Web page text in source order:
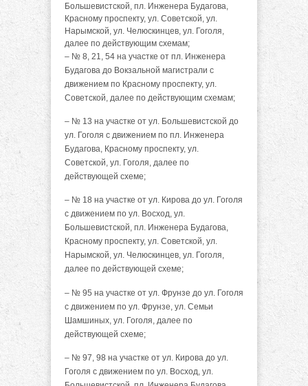
Большевистской, пл. Инженера Будагова,
Красному проспекту, ул. Советской, ул.
Нарымской, ул. Челюскинцев, ул. Гоголя,
далее по действующим схемам;
– № 8, 21, 54 на участке от пл. Инженера
Будагова до Вокзальной магистрали с
движением по Красному проспекту, ул.
Советской, далее по действующим схемам;
– № 13 на участке от ул. Большевистской до
ул. Гоголя с движением по пл. Инженера
Будагова, Красному проспекту, ул.
Советской, ул. Гоголя, далее по
действующей схеме;
– № 18 на участке от ул. Кирова до ул. Гоголя
с движением по ул. Восход, ул.
Большевистской, пл. Инженера Будагова,
Красному проспекту, ул. Советской, ул.
Нарымской, ул. Челюскинцев, ул. Гоголя,
далее по действующей схеме;
– № 95 на участке от ул. Фрунзе до ул. Гоголя
с движением по ул. Фрунзе, ул. Семьи
Шамшиных, ул. Гоголя, далее по
действующей схеме;
– № 97, 98 на участке от ул. Кирова до ул.
Гоголя с движением по ул. Восход, ул.